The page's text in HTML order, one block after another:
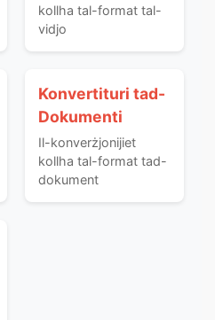
kollha tal-format tal-
vidjo
Konvertituri tad-
Dokumenti
Il-konverżjonijiet
kollha tal-format tad-
dokument